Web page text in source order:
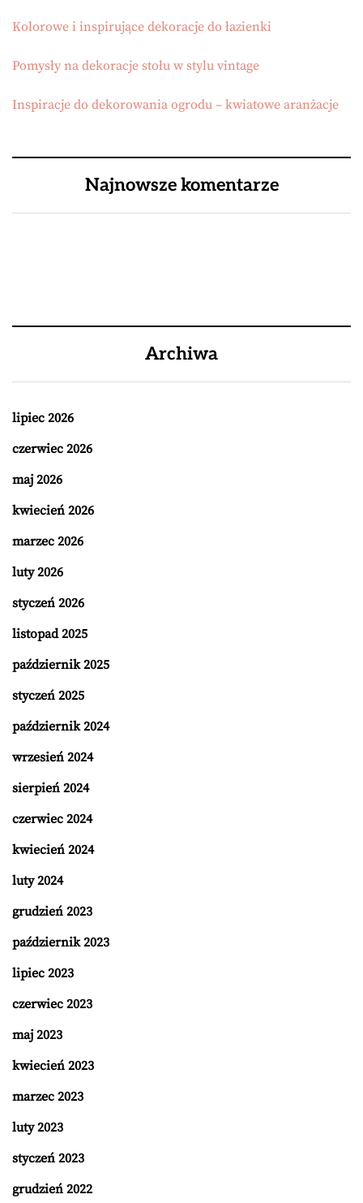
Kolorowe i inspirujące dekoracje do łazienki
Pomysły na dekoracje stołu w stylu vintage
Inspiracje do dekorowania ogrodu – kwiatowe aranżacje
Najnowsze komentarze
Archiwa
lipiec 2026
czerwiec 2026
maj 2026
kwiecień 2026
marzec 2026
luty 2026
styczeń 2026
listopad 2025
październik 2025
styczeń 2025
październik 2024
wrzesień 2024
sierpień 2024
czerwiec 2024
kwiecień 2024
luty 2024
grudzień 2023
październik 2023
lipiec 2023
czerwiec 2023
maj 2023
kwiecień 2023
marzec 2023
luty 2023
styczeń 2023
grudzień 2022